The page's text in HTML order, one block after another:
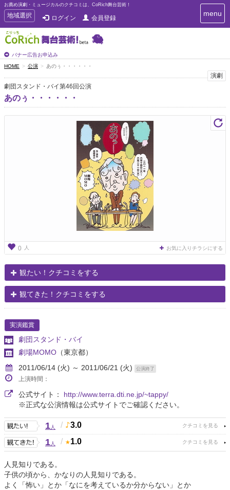
お薦め演劇・ミュージカルのクチコミは、CoRich舞台芸術！
T
o
g
g
e
n
a
v
i
g
地域選択 ログイン 会員登録
バナー広告お申込み
T
o
i
g
menu
HOME 公演 あのぅ・・・・・・
演劇
劇団スタンド・バイ第46回公演
あのぅ・・・・・・
0 人 お気に入りチラシにする
観たい！クチコミをする
観てきた！クチコミをする
実演鑑賞
劇団スタンド・バイ
劇場MOMO （東京都）
2011/06/14 (火) ～ 2011/06/21 (火)
公演終了
上演時間：
公式サイト： http://www.terra.dti.ne.jp/~tappy/
※正式な公演情報は公式サイトでご確認ください。
1人 / 3.0
1人 / 1.0
人見知りである。
子供の頃から、かなりの人見知りである。
よく「怖い」とか「なにを考えているか分からない」とか